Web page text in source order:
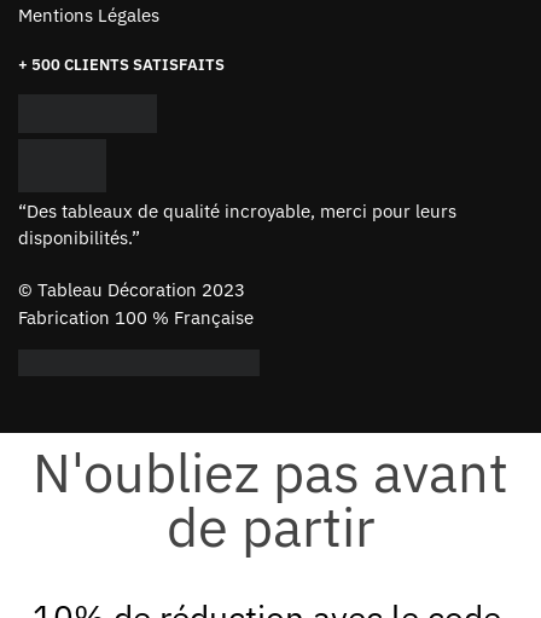
Mentions Légales
+ 500 CLIENTS SATISFAITS
“Des tableaux de qualité incroyable, merci pour leurs
disponibilités.”
© Tableau Décoration 2023
Fabrication 100 % Française
N'oubliez pas avant
de partir